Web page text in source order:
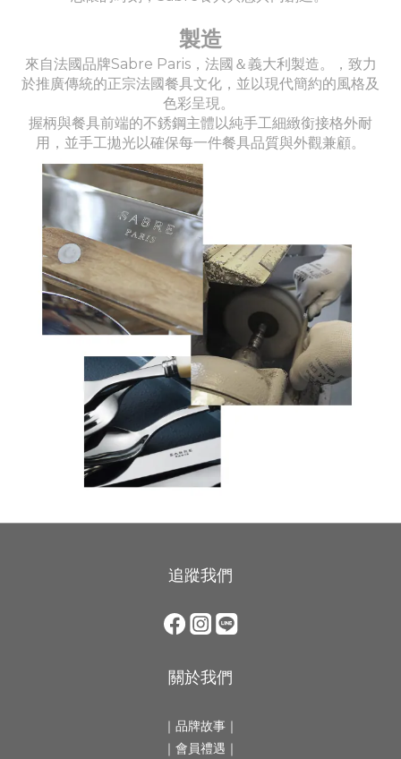
製造
來自法國品牌Sabre Paris，法國＆義大利製造。，致力
於推廣傳統的正宗法國餐具文化，並以現代簡約的風格及
色彩呈現。
握柄與餐具前端的不銹鋼主體以純手工細緻銜接格外耐
用，並手工拋光以確保每一件餐具品質與外觀兼顧。
追蹤我們
關於我們
｜ 品牌故事 ｜
｜會員禮遇｜